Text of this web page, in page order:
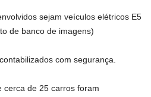
sejam veículos elétricos E5
de banco de imagens)
com segurança.
cerca de 25 carros foram